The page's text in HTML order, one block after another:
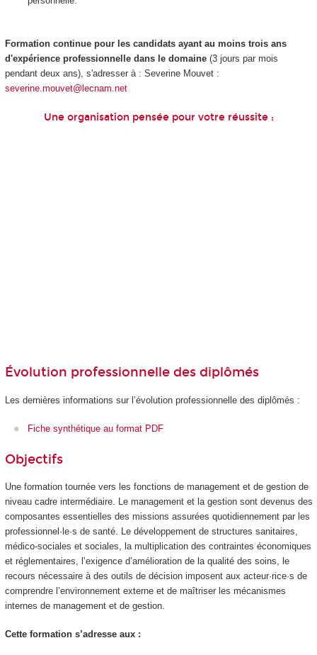
Formation continue pour les candidats ayant au moins trois ans
d'expérience professionnelle dans le domaine(3 jours par mois
pendant deux ans), s'adresser à : Severine Mouvet :
severine.mouvet@lecnam.net
Une organisation pensée pour votre réussite :
Évolution professionnelle des diplômés
Les dernières informations sur l’évolution professionnelle des diplômés :
Fiche synthétique au format PDF
Objectifs
Une formation tournée vers les fonctions de management et de gestion de
niveau cadre intermédiaire. Le management et la gestion sont devenus des
composantes essentielles des missions assurées quotidiennement par les
professionnel·le·s de santé. Le développement de structures sanitaires,
médico-sociales et sociales, la multiplication des contraintes économiques
et réglementaires, l’exigence d’amélioration de la qualité des soins, le
recours nécessaire à des outils de décision imposent aux acteur·rice·s de
comprendre l’environnement externe et de maîtriser les mécanismes
internes de management et de gestion.
Cette formation s’adresse aux :